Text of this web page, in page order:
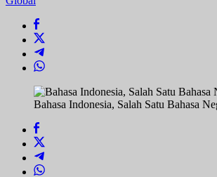
Bahasa Indonesia, Salah Satu Bahasa